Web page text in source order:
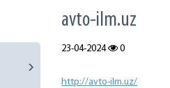
avto-ilm.uz
23-04-2024 0
http://avto-ilm.uz/